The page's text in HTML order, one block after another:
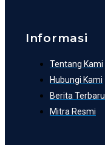
Informasi
Tentang Kami
Hubungi Kami
Berita Terbaru
Mitra Resmi